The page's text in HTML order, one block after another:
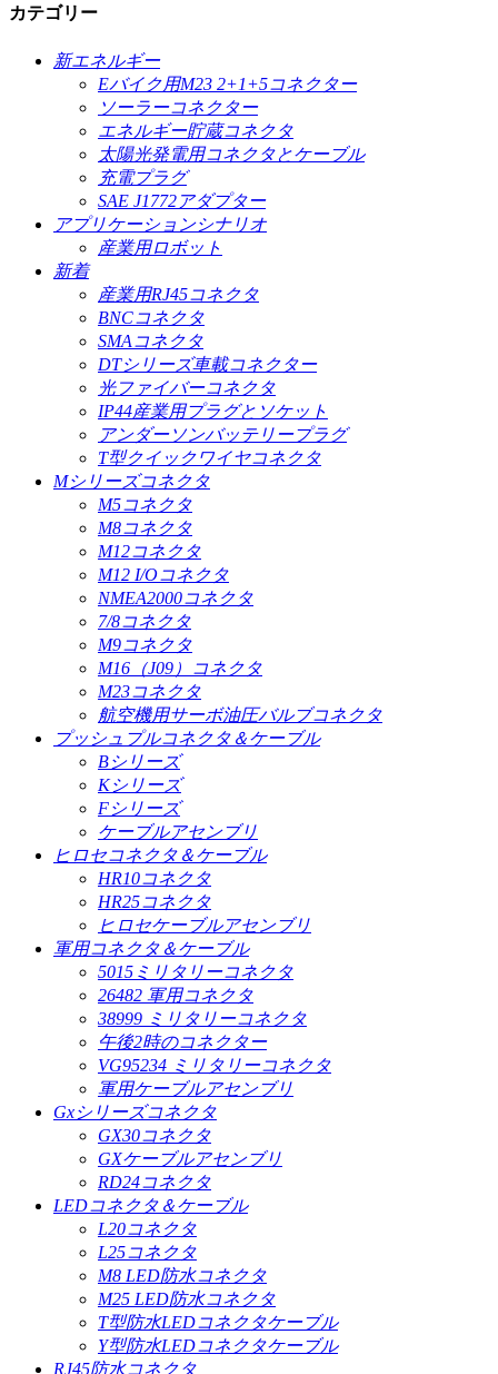
カテゴリー
新エネルギー
Eバイク用M23 2+1+5コネクター
ソーラーコネクター
エネルギー貯蔵コネクタ
太陽光発電用コネクタとケーブル
充電プラグ
SAE J1772アダプター
アプリケーションシナリオ
産業用ロボット
新着
産業用RJ45コネクタ
BNCコネクタ
SMAコネクタ
DTシリーズ車載コネクター
光ファイバーコネクタ
IP44産業用プラグとソケット
アンダーソンバッテリープラグ
T型クイックワイヤコネクタ
Mシリーズコネクタ
M5コネクタ
M8コネクタ
M12コネクタ
M12 I/Oコネクタ
NMEA2000コネクタ
7/8コネクタ
M9コネクタ
M16（J09）コネクタ
M23コネクタ
航空機用サーボ油圧バルブコネクタ
プッシュプルコネクタ＆ケーブル
Bシリーズ
Kシリーズ
Fシリーズ
ケーブルアセンブリ
ヒロセコネクタ＆ケーブル
HR10コネクタ
HR25コネクタ
ヒロセケーブルアセンブリ
軍用コネクタ＆ケーブル
5015ミリタリーコネクタ
26482 軍用コネクタ
38999 ミリタリーコネクタ
午後2時のコネクター
VG95234 ミリタリーコネクタ
軍用ケーブルアセンブリ
Gxシリーズコネクタ
GX30コネクタ
GXケーブルアセンブリ
RD24コネクタ
LEDコネクタ＆ケーブル
L20コネクタ
L25コネクタ
M8 LED防水コネクタ
M25 LED防水コネクタ
T型防水LEDコネクタケーブル
Y型防水LEDコネクタケーブル
RJ45防水コネクタ